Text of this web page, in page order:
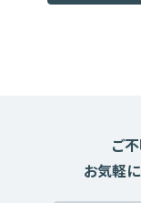
一覧へ
ご
お気軽